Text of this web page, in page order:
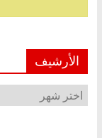
الأرشيف
الأرشيف